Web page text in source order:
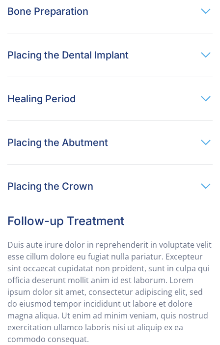
Bone Preparation
Placing the Dental Implant
Healing Period
Placing the Abutment
Placing the Crown
Follow-up Treatment
Duis aute irure dolor in reprehenderit in voluptate velit
esse cillum dolore eu fugiat nulla pariatur. Excepteur
sint occaecat cupidatat non proident, sunt in culpa qui
officia deserunt mollit anim id est laborum. Lorem
ipsum dolor sit amet, consectetur adipiscing elit, sed
do eiusmod tempor incididunt ut labore et dolore
magna aliqua. Ut enim ad minim veniam, quis nostrud
exercitation ullamco laboris nisi ut aliquip ex ea
commodo consequat.